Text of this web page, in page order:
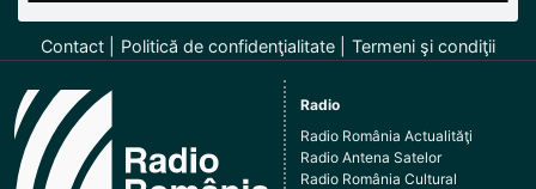
Contact Politică de confidenţialitate Termeni şi condiţii
Radio
Radio România Actualităţi
Radio Antena Satelor
Radio România Cultural